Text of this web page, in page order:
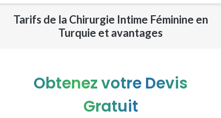
Tarifs de la Chirurgie Intime Féminine en
Turquie et avantages
Obtenez votre Devis
Gratuit